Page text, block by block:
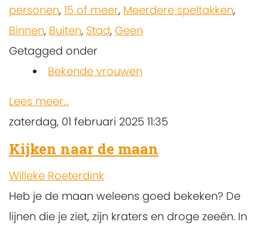
personen, 15 of meer, Meerdere speltakken,
Binnen, Buiten, Stad, Geen
Getagged onder
Bekende vrouwen
Lees meer...
zaterdag, 01 februari 2025 11:35
Kijken naar de maan
Willeke Roeterdink
Heb je de maan weleens goed bekeken? De
lijnen die je ziet, zijn kraters en droge zeeën. In